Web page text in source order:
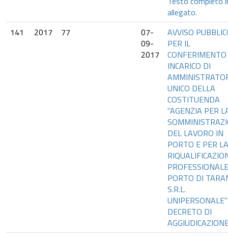
allegato.
141
2017 77
07-
09-
2017
AVVISO
PER IL
INCARICO DI
UNICO DELLA
COSTITUENDA
"AGENZIA PER
DEL LAVORO IN
PORTO E PER LA
PORTO DI
S.R.L.
DECRETO DI